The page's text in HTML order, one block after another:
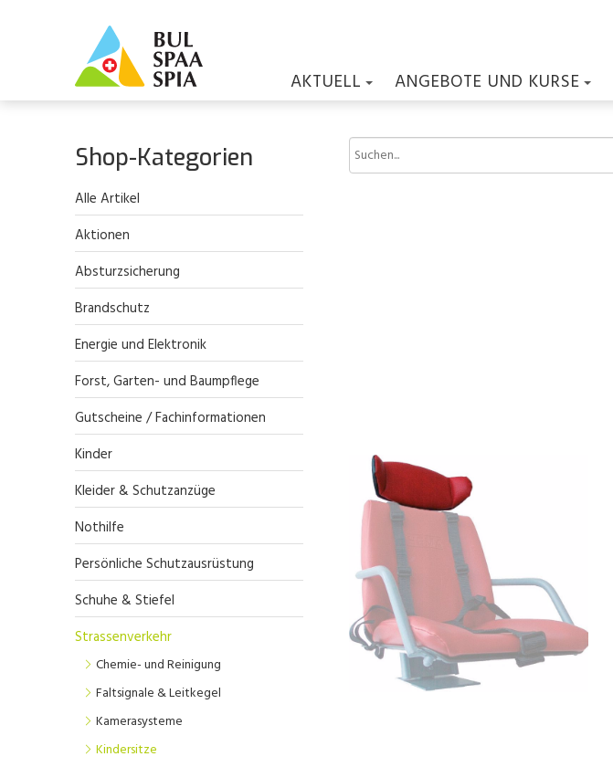
AKTUELL ANGEBOTE UND KURSE
Shop-Kategorien
Alle Artikel
Aktionen
Absturzsicherung
Brandschutz
Energie und Elektronik
Forst, Garten- und Baumpflege
Gutscheine / Fachinformationen
Kinder
Kleider & Schutzanzüge
Nothilfe
Persönliche Schutzausrüstung
Schuhe & Stiefel
Strassenverkehr
Chemie- und Reinigung
Faltsignale & Leitkegel
Kamerasysteme
Kindersitze